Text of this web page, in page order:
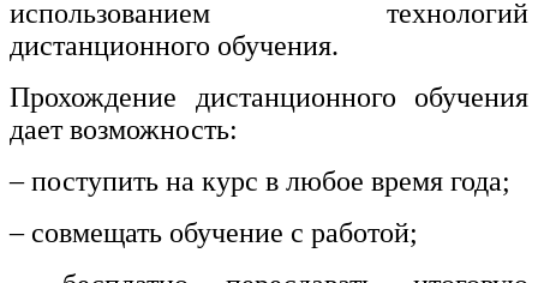
использованием технологий
дистанционного обучения.
Прохождение дистанционного обучения
дает возможность:
– поступить на курс в любое время года;
– совмещать обучение с работой;